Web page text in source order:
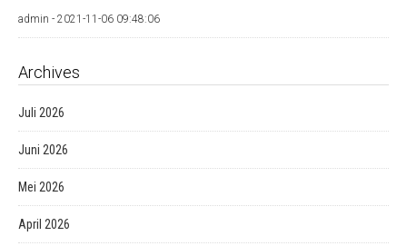
admin - 2021-11-06 09:48:06
Archives
Juli 2026
Juni 2026
Mei 2026
April 2026